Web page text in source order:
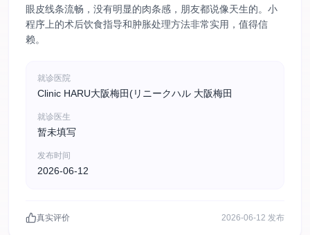
眼皮线条流畅，没有明显的肉条感，朋友都说像天生的。小
程序上的术后饮食指导和肿胀处理方法非常实用，值得信
赖。
就诊医院
Clinic HARU大阪梅田(リニークハル 大阪梅田
就诊医生
暂未填写
发布时间
2026-06-12
真实评价 2026-06-12 发布